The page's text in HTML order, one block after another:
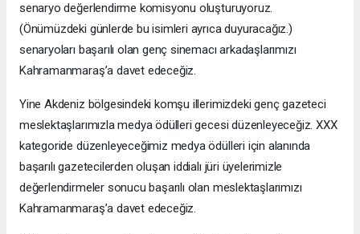
senaryo değerlendirme komisyonu oluşturuyoruz.
(Önümüzdeki günlerde bu isimleri ayrıca duyuracağız.)
senaryoları başarılı olan genç sinemacı arkadaşlarımızı
Kahramanmaraş’a davet edeceğiz.
Yine Akdeniz bölgesindeki komşu illerimizdeki genç gazeteci
meslektaşlarımızla medya ödülleri gecesi düzenleyeceğiz. XXX
kategoride düzenleyeceğimiz medya ödülleri için alanında
başarılı gazetecilerden oluşan iddialı jüri üyelerimizle
değerlendirmeler sonucu başarılı olan meslektaşlarımızı
Kahramanmaraş’a davet edeceğiz.